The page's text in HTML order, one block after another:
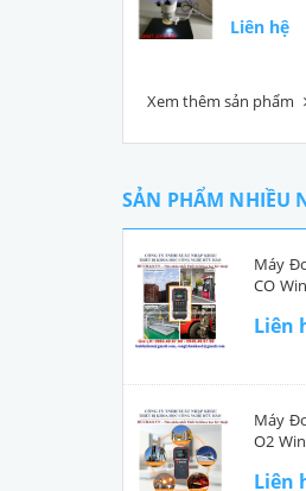
Liên hệ
Xem thêm sản phẩm
SẢN PHẨM NHIỀU
Máy
CO
Liên
Máy
O2
Liên